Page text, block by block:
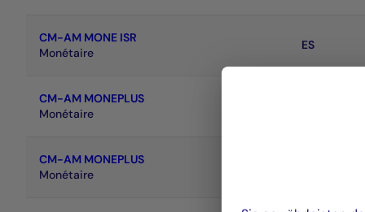
CM-AM MONE ISR
Monétaire
ES
CM-AM MONEPLUS
Monétaire
CM-AM MONEPLUS
Monétaire